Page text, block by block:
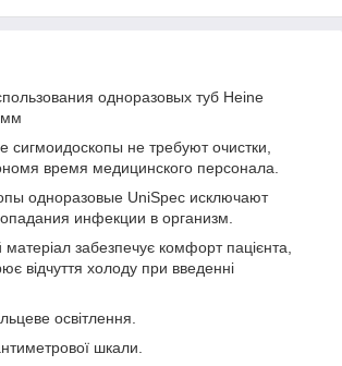
одноразовых туб Heine
мм
сигмоидоскопы не требуют очистки,
время медицинского персонала.
одноразовые UniSpec исключают
инфекции в организм.
забезпечує комфорт пацієнта,
відчуття холоду при введенні
освітлення.
шкали.